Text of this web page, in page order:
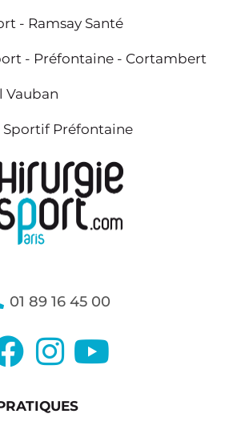
- Ramsay Santé
- Préfontaine - Cortambert
Vauban
Préfontaine
01 89 16 45 00